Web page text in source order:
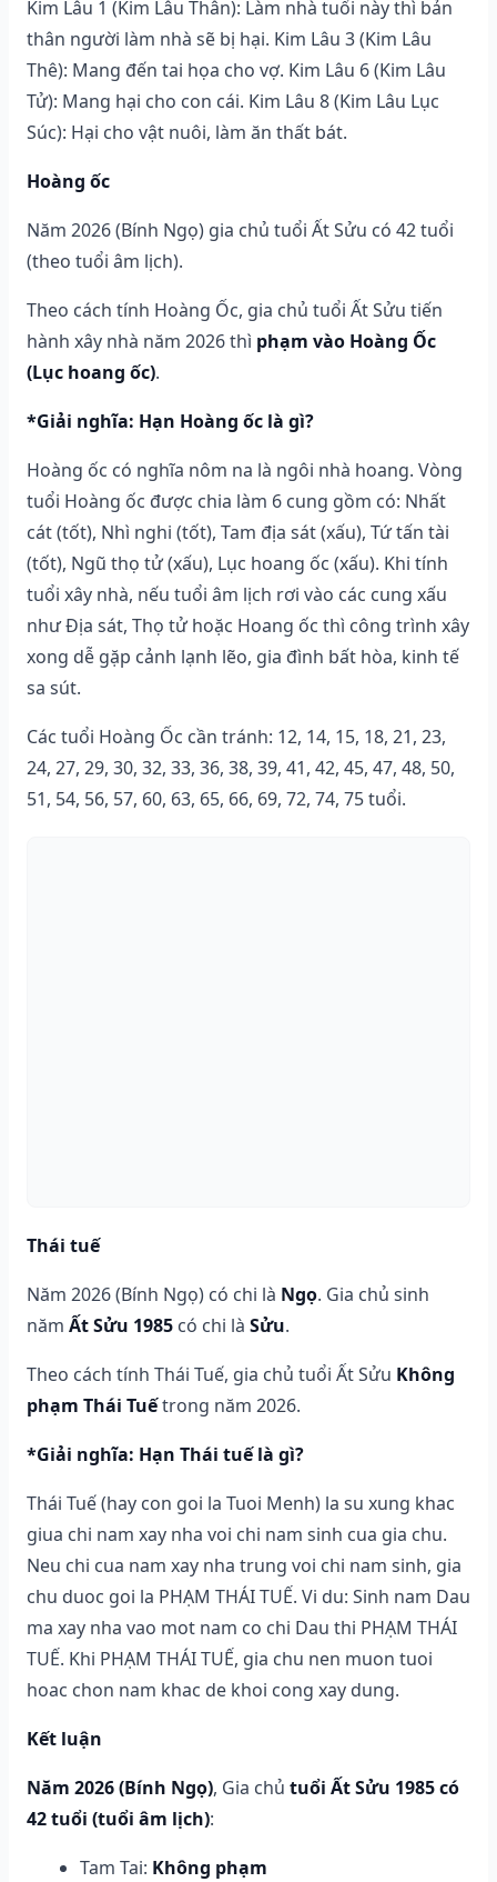
Kim Lâu 1 (Kim Lâu Thân): Làm nhà tuổi này thì bản
thân người làm nhà sẽ bị hại. Kim Lâu 3 (Kim Lâu
Thê): Mang đến tai họa cho vợ. Kim Lâu 6 (Kim Lâu
Tử): Mang hại cho con cái. Kim Lâu 8 (Kim Lâu Lục
Súc): Hại cho vật nuôi, làm ăn thất bát.
Hoàng ốc
Năm 2026 (Bính Ngọ) gia chủ tuổi Ất Sửu có 42 tuổi
(theo tuổi âm lịch).
Theo cách tính Hoàng Ốc, gia chủ tuổi Ất Sửu tiến
hành xây nhà năm 2026 thì phạm vào Hoàng Ốc
(Lục hoang ốc).
*Giải nghĩa: Hạn Hoàng ốc là gì?
Hoàng ốc có nghĩa nôm na là ngôi nhà hoang. Vòng
tuổi Hoàng ốc được chia làm 6 cung gồm có: Nhất
cát (tốt), Nhì nghi (tốt), Tam địa sát (xấu), Tứ tấn tài
(tốt), Ngũ thọ tử (xấu), Lục hoang ốc (xấu). Khi tính
tuổi xây nhà, nếu tuổi âm lịch rơi vào các cung xấu
như Địa sát, Thọ tử hoặc Hoang ốc thì công trình xây
xong dễ gặp cảnh lạnh lẽo, gia đình bất hòa, kinh tế
sa sút.
Các tuổi Hoàng Ốc cần tránh: 12, 14, 15, 18, 21, 23,
24, 27, 29, 30, 32, 33, 36, 38, 39, 41, 42, 45, 47, 48, 50,
51, 54, 56, 57, 60, 63, 65, 66, 69, 72, 74, 75 tuổi.
Thái tuế
Năm 2026 (Bính Ngọ) có chi là Ngọ. Gia chủ sinh
năm Ất Sửu 1985 có chi là Sửu.
Theo cách tính Thái Tuế, gia chủ tuổi Ất Sửu Không
phạm Thái Tuếtrong năm 2026.
*Giải nghĩa: Hạn Thái tuế là gì?
Thái Tuế (hay con goi la Tuoi Menh) la su xung khac
giua chi nam xay nha voi chi nam sinh cua gia chu.
Neu chi cua nam xay nha trung voi chi nam sinh, gia
chu duoc goi la PHẠM THÁI TUẾ. Vi du: Sinh nam Dau
ma xay nha vao mot nam co chi Dau thi PHẠM THÁI
TUẾ. Khi PHẠM THÁI TUẾ, gia chu nen muon tuoi
hoac chon nam khac de khoi cong xay dung.
Kết luận
Năm 2026 (Bính Ngọ), Gia chủ tuổi Ất Sửu 1985 có
42 tuổi (tuổi âm lịch):
Tam Tai: Không phạm